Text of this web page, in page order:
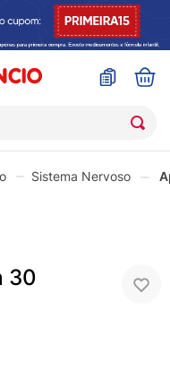
Sistema Nervoso
30